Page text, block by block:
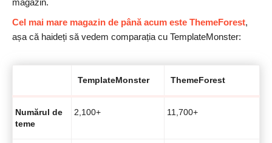
Cel mai mare magazin de până acum este ThemeForest,
așa că haideți să vedem comparația cu TemplateMonster:
TemplateMonster ThemeForest
Numărul de
teme
2,100+ 11,700+